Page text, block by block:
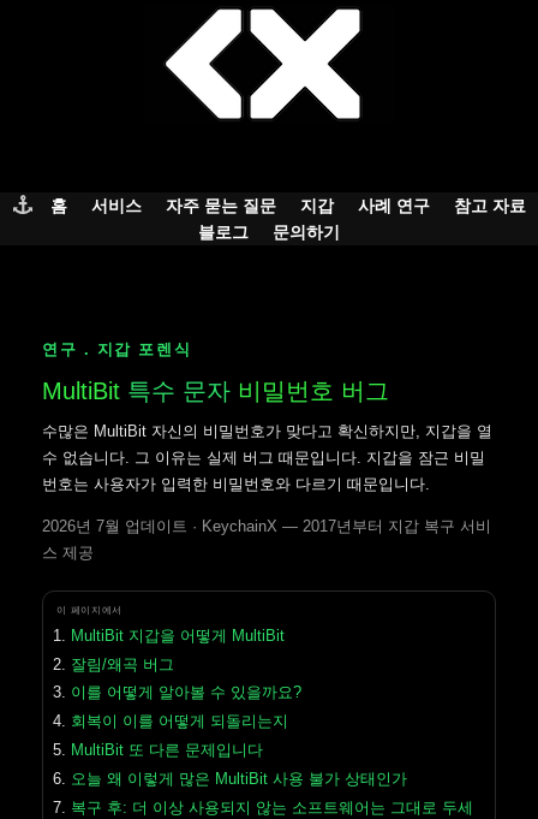
홈 서비스 자주 묻는 질문 지갑 사례 연구
참고 자료
블로그
문의하기
연구 . 지갑 포렌식
MultiBit 특수 문자 비밀번호 버그
수많은 MultiBit 자신의 비밀번호가 맞다고 확신하지만, 지갑을 열
수 없습니다. 그 이유는 실제 버그 때문입니다. 지갑을 잠근 비밀
번호는 사용자가 입력한 비밀번호와 다르기 때문입니다.
2026년 7월 업데이트 · KeychainX — 2017년부터 지갑 복구 서비
스 제공
이 페이지에서
MultiBit 지갑을 어떻게 MultiBit
잘림/왜곡 버그
이를 어떻게 알아볼 수 있을까요?
회복이 이를 어떻게 되돌리는지
MultiBit 또 다른 문제입니다
오늘 왜 이렇게 많은 MultiBit 사용 불가 상태인가
복구 후: 더 이상 사용되지 않는 소프트웨어는 그대로 두세